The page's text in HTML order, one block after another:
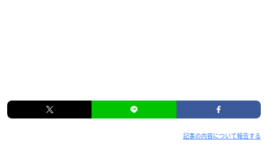
記事の内容について報告する